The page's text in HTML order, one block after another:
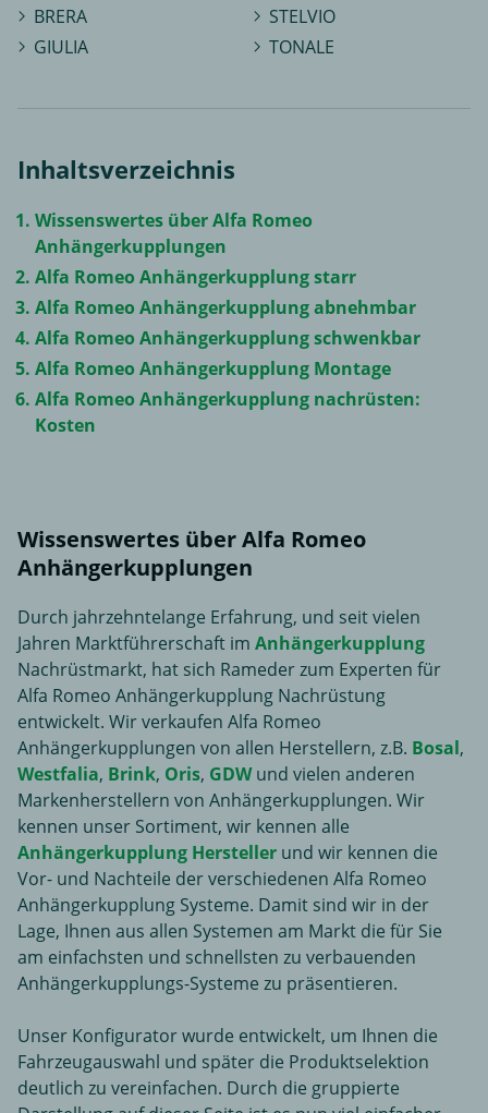
BRERA
GIULIA
STELVIO
TONALE
Inhaltsverzeichnis
Wissenswertes über Alfa Romeo
Anhängerkupplungen
Alfa Romeo Anhängerkupplung starr
Alfa Romeo Anhängerkupplung abnehmbar
Alfa Romeo Anhängerkupplung schwenkbar
Alfa Romeo Anhängerkupplung Montage
Alfa Romeo Anhängerkupplung nachrüsten:
Kosten
Wissenswertes über Alfa Romeo
Anhängerkupplungen
Durch jahrzehntelange Erfahrung, und seit vielen
Jahren Marktführerschaft im Anhängerkupplung
Nachrüstmarkt, hat sich Rameder zum Experten für
Alfa Romeo Anhängerkupplung Nachrüstung
entwickelt. Wir verkaufen Alfa Romeo
Anhängerkupplungen von allen Herstellern, z.B. Bosal,
Westfalia, Brink, Oris, GDWund vielen anderen
Markenherstellern von Anhängerkupplungen. Wir
kennen unser Sortiment, wir kennen alle
Anhängerkupplung Hersteller und wir kennen die
Vor- und Nachteile der verschiedenen Alfa Romeo
Anhängerkupplung Systeme. Damit sind wir in der
Lage, Ihnen aus allen Systemen am Markt die für Sie
am einfachsten und schnellsten zu verbauenden
Anhängerkupplungs-Systeme zu präsentieren.
Unser Konfigurator wurde entwickelt, um Ihnen die
Fahrzeugauswahl und später die Produktselektion
deutlich zu vereinfachen. Durch die gruppierte